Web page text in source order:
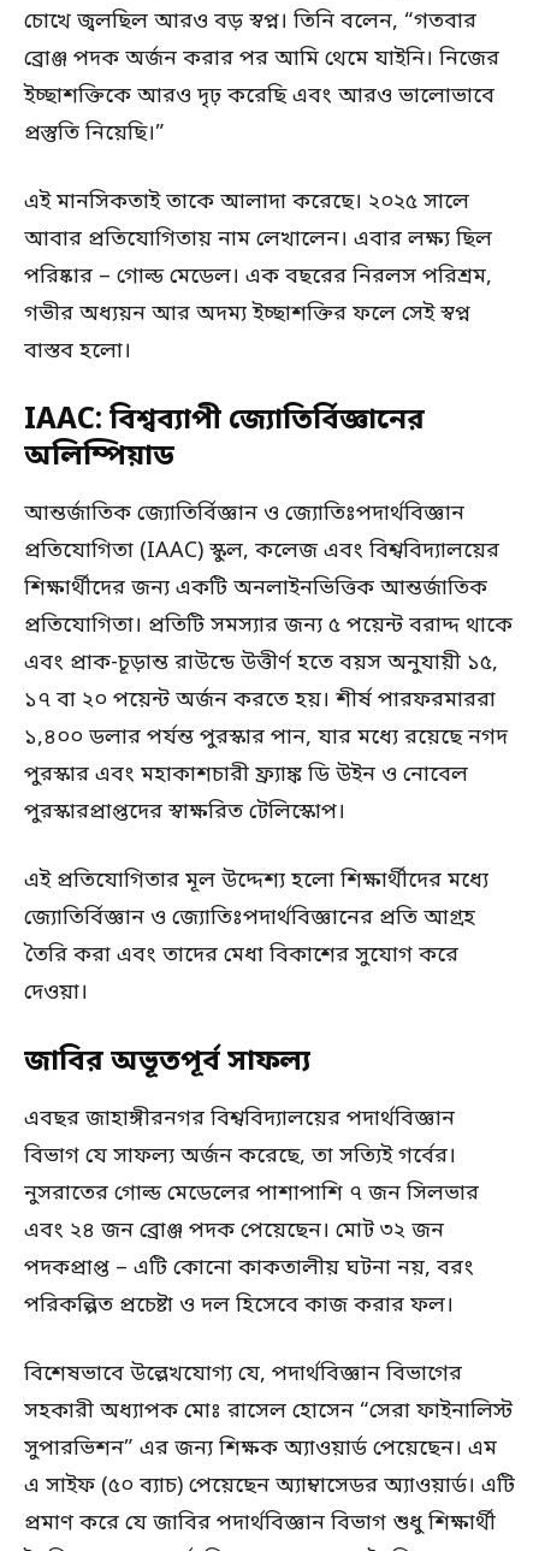
চোখে জ্বলছিল আরও বড় স্বপ্ন। তিনি বলেন, “গতবার
ব্রোঞ্জ পদক অর্জন করার পর আমি থেমে যাইনি। নিজের
ইচ্ছাশক্তিকে আরও দৃঢ় করেছি এবং আরও ভালোভাবে
প্রস্তুতি নিয়েছি।”
এই মানসিকতাই তাকে আলাদা করেছে। ২০২৫ সালে
আবার প্রতিযোগিতায় নাম লেখালেন। এবার লক্ষ্য ছিল
পরিষ্কার – গোল্ড মেডেল। এক বছরের নিরলস পরিশ্রম,
গভীর অধ্যয়ন আর অদম্য ইচ্ছাশক্তির ফলে সেই স্বপ্ন
বাস্তব হলো।
IAAC: বিশ্বব্যাপী জ্যোতির্বিজ্ঞানের
অলিম্পিয়াড
আন্তর্জাতিক জ্যোতির্বিজ্ঞান ও জ্যোতিঃপদার্থবিজ্ঞান
প্রতিযোগিতা (IAAC) স্কুল, কলেজ এবং বিশ্ববিদ্যালয়ের
শিক্ষার্থীদের জন্য একটি অনলাইনভিত্তিক আন্তর্জাতিক
প্রতিযোগিতা। প্রতিটি সমস্যার জন্য ৫ পয়েন্ট বরাদ্দ থাকে
এবং প্রাক-চূড়ান্ত রাউন্ডে উত্তীর্ণ হতে বয়স অনুযায়ী ১৫,
১৭ বা ২০ পয়েন্ট অর্জন করতে হয়। শীর্ষ পারফরমাররা
১,৪০০ ডলার পর্যন্ত পুরস্কার পান, যার মধ্যে রয়েছে নগদ
পুরস্কার এবং মহাকাশচারী ফ্র্যাঙ্ক ডি উইন ও নোবেল
পুরস্কারপ্রাপ্তদের স্বাক্ষরিত টেলিস্কোপ।
এই প্রতিযোগিতার মূল উদ্দেশ্য হলো শিক্ষার্থীদের মধ্যে
জ্যোতির্বিজ্ঞান ও জ্যোতিঃপদার্থবিজ্ঞানের প্রতি আগ্রহ
তৈরি করা এবং তাদের মেধা বিকাশের সুযোগ করে
দেওয়া।
জাবির অভূতপূর্ব সাফল্য
এবছর জাহাঙ্গীরনগর বিশ্ববিদ্যালয়ের পদার্থবিজ্ঞান
বিভাগ যে সাফল্য অর্জন করেছে, তা সত্যিই গর্বের।
নুসরাতের গোল্ড মেডেলের পাশাপাশি ৭ জন সিলভার
এবং ২৪ জন ব্রোঞ্জ পদক পেয়েছেন। মোট ৩২ জন
পদকপ্রাপ্ত – এটি কোনো কাকতালীয় ঘটনা নয়, বরং
পরিকল্পিত প্রচেষ্টা ও দল হিসেবে কাজ করার ফল।
বিশেষভাবে উল্লেখযোগ্য যে, পদার্থবিজ্ঞান বিভাগের
সহকারী অধ্যাপক মোঃ রাসেল হোসেন “সেরা ফাইনালিস্ট
সুপারভিশন” এর জন্য শিক্ষক অ্যাওয়ার্ড পেয়েছেন। এম
এ সাইফ (৫০ ব্যাচ) পেয়েছেন অ্যাম্বাসেডর অ্যাওয়ার্ড। এটি
প্রমাণ করে যে জাবির পদার্থবিজ্ঞান বিভাগ শুধু শিক্ষার্থী